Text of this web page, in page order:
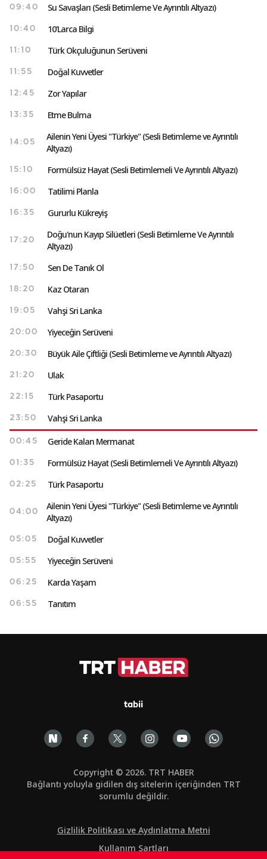
09:40 Su Savaşları (Sesli Betimleme Ve Ayrıntılı Altyazı)
10:40 10'Larca Bilgi
11:10 Türk Okçuluğunun Serüveni
11:55 Doğal Kuvvetler
12:45 Zor Yapılar
13:35 Etme Bulma
14:05
Ailenin Yeni Üyesi "Türkiye" (Sesli Betimleme ve Ayrıntılı
Altyazı)
15:10 Formülsüz Hayat (Sesli Betimlemeli Ve Ayrıntılı Altyazı)
16:00 Tatilimi Planla
16:35 Gururlu Kükreyiş
17:20
Doğu'nun Kayıp Silüetleri (Sesli Betimleme Ve Ayrıntılı
Altyazı)
17:50 Sen De Tanık Ol
18:20 Kaz Otaran
19:05 Vahşi Sri Lanka
20:00 Yiyeceğin Serüveni
20:30 Büyük Aile Çiftliği (Sesli Betimleme ve Ayrıntılı Altyazı)
21:20 Ulak
22:15 Türk Pasaportu
23:50 Vahşi Sri Lanka
00:45 Geride Kalan Mermanat
01:35 Formülsüz Hayat (Sesli Betimlemeli Ve Ayrıntılı Altyazı)
02:25 Türk Pasaportu
04:00
Ailenin Yeni Üyesi "Türkiye" (Sesli Betimleme ve Ayrıntılı
Altyazı)
05:05 Doğal Kuvvetler
05:55 Yiyeceğin Serüveni
06:25 Karda Yaşam
06:55 Tanıtım
tabii
Copyright © 2026. TRT HABER
Bağlantı yoluyla gidilen dış sitelerin içeriğinden TRT
sorumlu değildir.
Gizlilik Politikası ve Aydınlatma Metni
Kullanım Şartları